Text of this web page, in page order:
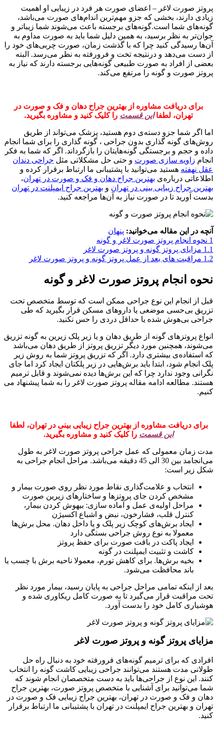
پروتز صورت لاغر – اعضای صورت هر فرد در زیبایی او اهمیت
زیادی دارند، بخشی که جزو مهم‌ترین اندام‌های صورت می‌باشد،
گونه‌های شما است.گونه‌های برجسته باعث می‌شوند شما زیباتر و
جوان‌تر به نظر برسید، به همین دلیل شما باید به صورت مداوم به
آن‌ها رسیدگی کنید چرا که با گذشت زمان، صورت چربی‌های خود را
از دست می‌دهد و درنتیجه تخت و فرورفته به نظر می‌رسد. البته
بعضی از افراد به صورت طبیعی گونه‌هایی برجسته دارند که نیاز به
پروتز صورت و گونه را مرتفع می‌کند.
برای دریافت مشاوره از بهترین جراح دهان و فک و صورت در
تهران، لطفااین قسمت را کلیک کنید و مشاوره بگیرید.
اما اگر شما جزو دسته‌ی دوم هستید، پزشک می‌تواند از طریق
روش‌های گونه گذاری بدون جراحی ، گونه گذاری را برای شما انجام
داده و حجم و برجستگی گونه‌هایتان را بازگرداند. اگر که شما به فکر
انجام زاویه سازی صورت و حتی حل مشکلاتی مثل جراحی دندان
عقل نهفته هستید می‌توانید با پشتیبانی ما ارتباط برقرار کرده و
اطلاعاتی درباره‌ی بهترین جراح دهان و فک و صورت در تهران،
بهترین جراح زیبایی بینی در تهران و بهترین جراح ایمپلنت در تهران
بدست آورید تا در صورت نیاز به آن‌ها مراجعه کنید.
آنچه در این مقاله می‌خوانید: پنهان
1 نحوه انجام پروتز صورت لاغر و گونه
1.1 مزایای پروتز گونه و پروتز صورت لاغر
1.2 مراقبت های بعد از عمل پروتز گونه و پروتز صورت لاغر
نحوه انجام پروتز صورت لاغر و گونه
قبل از انجام این نوع جراحی ممکن است که توسط متخصص تحت
تزریق بی‌حسی موضعی یا دارو‌های مسکن قرار بگیرید که طی
جراحی بی‌هوش شده یا حداقل دردی را حس نکنید.
انواع پروتزهای گونه از طریق دهان و یا زیر پلک زیرین به گونه تزریق
می‌شوند، همچنین مورد دیگر تزریق پروتز از طریق دهان می‌باشد
که استفاده‌ی بیشتری دارد. اگر که تزریق پروتز شما به روش زیر
پلک انجام شود، ابتدا باید برش‌هایی در زیر پلکتان ایجاد کرد اما جای
نگرانی وجود ندارد چرا که این برش‌ها دیده نمی‌شوند و قابل ترمیم
هستند. مطالعه ادامه مقاله پروتز صورت لاغر را به شما پیشنهاد می
کنیم.
برای دریافت مشاوره از بهترین جراح زیبایی بینی در تهران، لطفا
این قسمت را کلیک کنید و مشاوره بگیرید.
مدت زمان معمولی که عمل جراحی پروتز صورت لاغر به طول
می‌انجامد بین 30 الی 45 دقیقه می‌باشد. مراحل انجام جراحی به
شکل زیر است:
انتخاب و علامت‌گذاری نقاط مورد نظر روی صورت بیمار و
مشخص کردن جای پروتزها و ساختارهای زیرین صورت
مراحل اولیه‌ی عمل و آماده سازی: بیهوش کردن بیمار،
کنترل قلب، فشارخون، نبض و اشباع اکسیژن
ایجاد برش‌های کوچک زیر پلک و یا داخل دهان. محل برش‌ها
معمولا به نوع روش جراحی بستگی دارد
ایجاد پاکت در بافت صورت برای حفظ پروتز
کاشت و تثبیت ایمپلنت در گونه
بخیه برش‌ها. برای کاهش تورم، معمولا ناحیه برش با چسب یا
باند محافظت می‌شود.
بعد از اینکه تمامی مراحل جراحی به پایان رسید، بیمار مورد نظر
تحت مراقبت قرار می‌گیرد تا به صورت کامل ریکاوری شده و
هوشیاری کامل خود را بدست آورد.
مزایای پروتز گونه و پروتز صورت لاغر
افرادی که برای ترمیم گونه‌های فرورفته خود به دنبال راه حل
طولانی مدت هستند می‌توانند جراحی زیبایی کاشت گونه را انتخاب
کنند. این نوع از جراحی‌ها باید به دست متخصصان انجام شوند که
شما می‌توانید برای آشنایی با متخصص پروتز صورت، بهترین جراح
دهان و فک و صورت در تهران، بهترین جراح زیبایی فک و صورت در
تهران و بهترین جراح ایمپلنت در تهران با پشتیبانی ما ارتباط برقرار
کنید.